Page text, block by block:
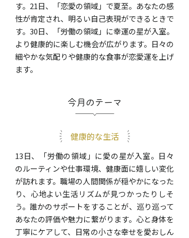
す。21日、「恋愛の領域」で夏至。あなたの感
性が肯定され、明るい自己表現ができるときで
す。30日、「労働の領域」に幸運の星が入室。
より健康的に楽しむ機会が広がります。日々の
細やかな気配りや健康的な食事が恋愛運を上げ
ます。
今月のテーマ
健康的な生活
13日、「労働の領域」に愛の星が入室。日々
のルーティンや仕事環境、健康面に嬉しい変化
が訪れます。職場の人間関係が穏やかになった
り、心地よい生活リズムが見つかったりしそ
う。誰かのサポートをすることが、巡り巡って
あなたの評価や魅力に繋がります。心と身体を
丁寧にケアして、日常の小さな幸せを愛おしん